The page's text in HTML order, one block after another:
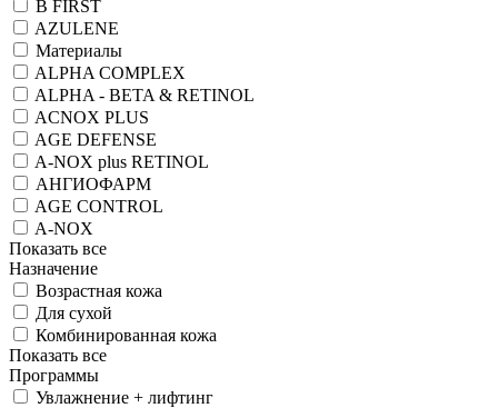
B FIRST
AZULENE
Материалы
ALPHA COMPLEX
ALPHA - BETA & RETINOL
ACNOX PLUS
AGE DEFENSE
A-NOX plus RETINOL
АНГИОФАРМ
AGE CONTROL
A-NOX
Показать все
Назначение
Возрастная кожа
Для сухой
Комбинированная кожа
Показать все
Программы
Увлажнение + лифтинг